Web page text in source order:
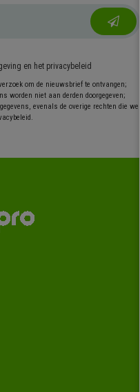
en het privacybeleid
om de nieuwsbrief te ontvangen;
worden niet aan derden doorgegeven;
evenals de overige rechten die we